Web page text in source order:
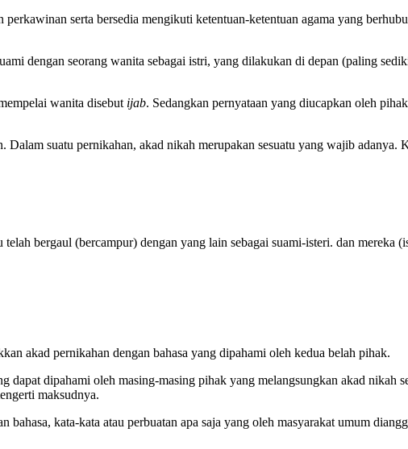
serta bersedia mengikuti ketentuan-ketentuan agama yang
dengan seorang wanita sebagai istri, yang dilakukan di depan (paling
wanita disebut ijab. Sedangkan pernyataan yang diucapkan oleh
Dalam suatu pernikahan, akad nikah merupakan sesuatu yang wajib adanya.
bergaul (bercampur) dengan yang lain sebagai suami-isteri. dan mereka
akad pernikahan dengan bahasa yang dipahami oleh kedua belah pihak.
dapat dipahami oleh masing-masing pihak yang melangsungkan akad nikah
maksudnya.
kata-kata atau perbuatan apa saja yang oleh masyarakat umum